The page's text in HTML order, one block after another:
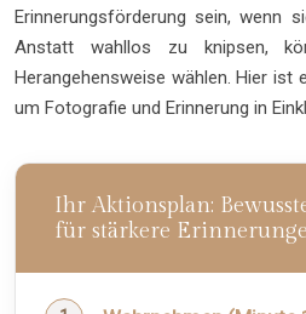
Erinnerungsförderung sein, wenn
Anstatt wahllos zu knipsen,
Herangehensweise wählen. Hier ist
um Fotografie und Erinnerung in
Ihr Aktionsplan:
für stärkere